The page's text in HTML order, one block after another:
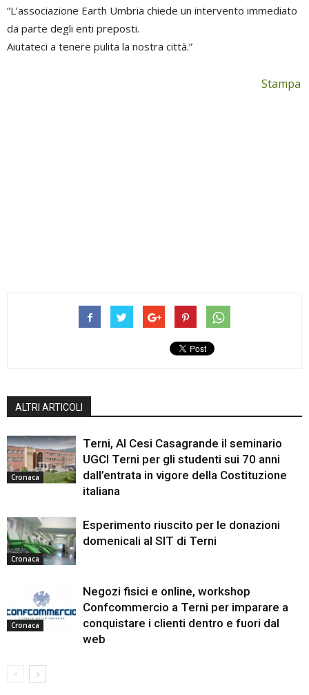
“L’associazione Earth Umbria chiede un intervento immediato
da parte degli enti preposti.
Aiutateci a tenere pulita la nostra città.”
Stampa
ALTRI ARTICOLI
Cronaca
Terni, Al Cesi Casagrande il seminario
UGCI Terni per gli studenti sui 70 anni
dall’entrata in vigore della Costituzione
italiana
Cronaca
Esperimento riuscito per le donazioni
domenicali al SIT di Terni
Cronaca
Negozi fisici e online, workshop
Confcommercio a Terni per imparare a
conquistare i clienti dentro e fuori dal
web